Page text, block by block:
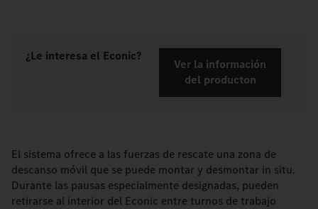
¿Le interesa el Econic?
Ver la información
del producton
El sistema ofrece a las fuerzas de rescate una zona de
descanso móvil que se puede montar y desmontar in situ.
Durante las pausas especialmente designadas, pueden
retirarse al interior del Econic entre turnos de trabajo